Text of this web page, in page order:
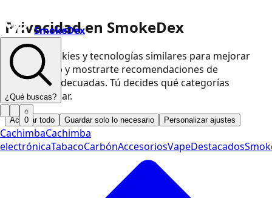
Privacidad en SmokeDex
Usamos cookies y tecnologías similares para mejorar
nuestra web y mostrarte recomendaciones de
productos adecuadas. Tú decides qué categorías
podemos usar.
Aceptar todo Guardar solo lo necesario Personalizar ajustes
SmokeDex
¿Qué buscas?
0
CachimbaCachimba
electrónicaTabacoCarbónAccesoriosVapeDestacados